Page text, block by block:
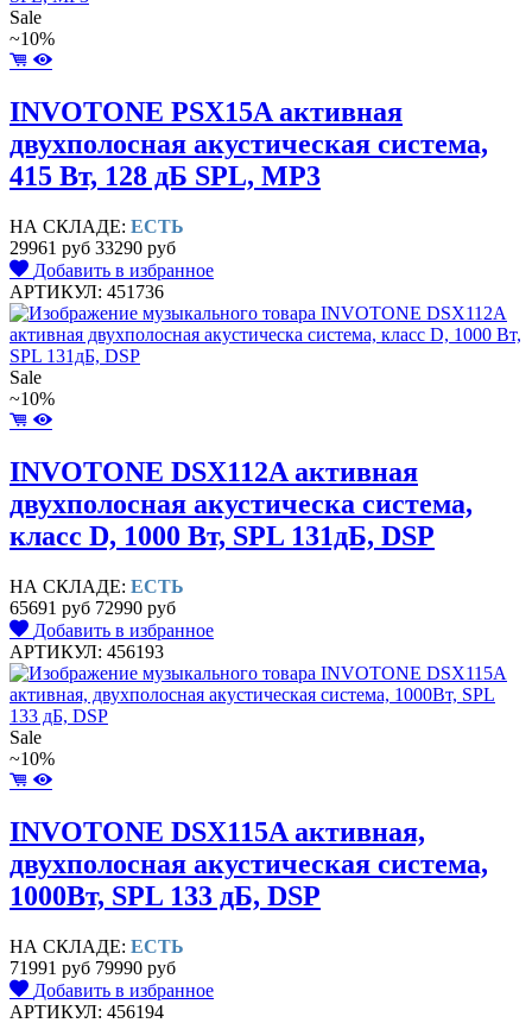
Sale
~10%
INVOTONE PSX15A активная
двухполосная акустическая система,
415 Вт, 128 дБ SPL, MP3
НА СКЛАДЕ: ЕСТЬ
29961 руб 33290 руб
Добавить в избранное
АРТИКУЛ: 451736
Sale
~10%
INVOTONE DSX112A активная
двухполосная акустическа система,
класс D, 1000 Вт, SPL 131дБ, DSP
НА СКЛАДЕ: ЕСТЬ
65691 руб 72990 руб
Добавить в избранное
АРТИКУЛ: 456193
Sale
~10%
INVOTONE DSX115A активная,
двухполосная акустическая система,
1000Вт, SPL 133 дБ, DSP
НА СКЛАДЕ: ЕСТЬ
71991 руб 79990 руб
Добавить в избранное
АРТИКУЛ: 456194